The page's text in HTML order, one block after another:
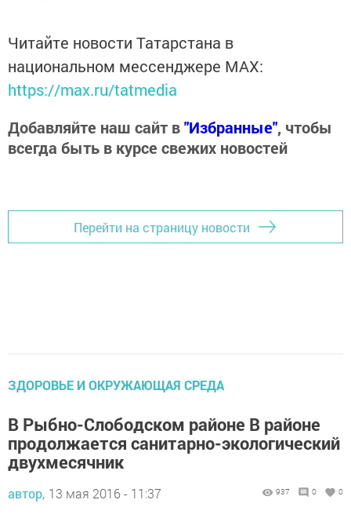
Читайте новости Татарстана в
национальном мессенджере MАХ:
https://max.ru/tatmedia
Добавляйте наш сайт в"Избранные", чтобы
всегда быть в курсе свежих новостей
Перейти на страницу новости
ЗДОРОВЬЕ И ОКРУЖАЮЩАЯ СРЕДА
В Рыбно-Слободском районе В районе
продолжается санитарно-экологический
двухмесячник
автор, 13 мая 2016 - 11:37 937 0 0